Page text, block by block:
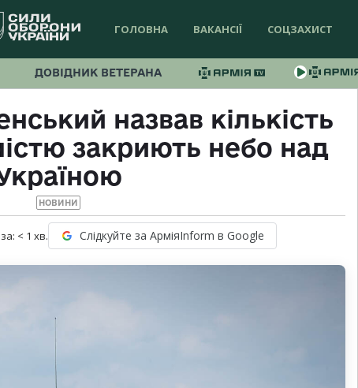
ГОЛОВНА ВАКАНСІЇ СОЦЗАХИСТ
ДОВІДНИК ВЕТЕРАНА
назвав кількість
закриють небо над
НОВИНИ
< 1 хв. Слідкуйте за АрміяInform в Google